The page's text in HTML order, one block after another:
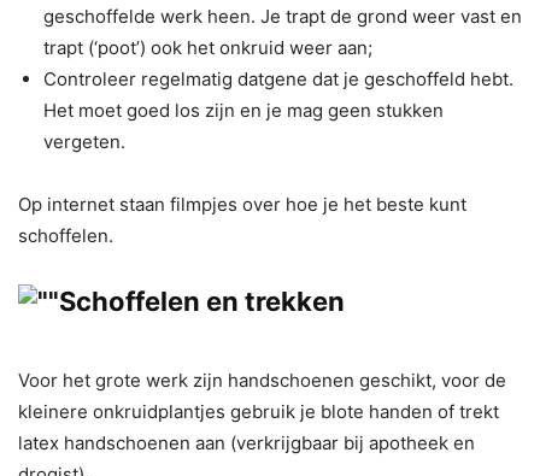
geschoffelde werk heen. Je trapt de grond weer vast en
trapt (‘poot’) ook het onkruid weer aan;
Controleer regelmatig datgene dat je geschoffeld hebt.
Het moet goed los zijn en je mag geen stukken
vergeten.
Op internet staan filmpjes over hoe je het beste kunt
schoffelen.
Schoffelen en trekken
Voor het grote werk zijn handschoenen geschikt, voor de
kleinere onkruidplantjes gebruik je blote handen of trekt
latex handschoenen aan (verkrijgbaar bij apotheek en